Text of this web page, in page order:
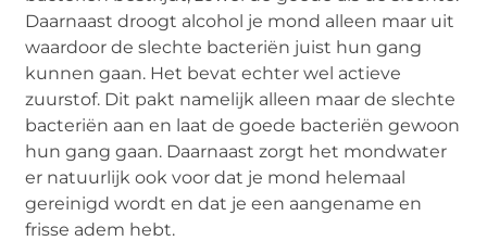
Daarnaast droogt alcohol je mond alleen maar uit
waardoor de slechte bacteriën juist hun gang
kunnen gaan. Het bevat echter wel actieve
zuurstof. Dit pakt namelijk alleen maar de slechte
bacteriën aan en laat de goede bacteriën gewoon
hun gang gaan. Daarnaast zorgt het mondwater
er natuurlijk ook voor dat je mond helemaal
gereinigd wordt en dat je een aangename en
frisse adem hebt.